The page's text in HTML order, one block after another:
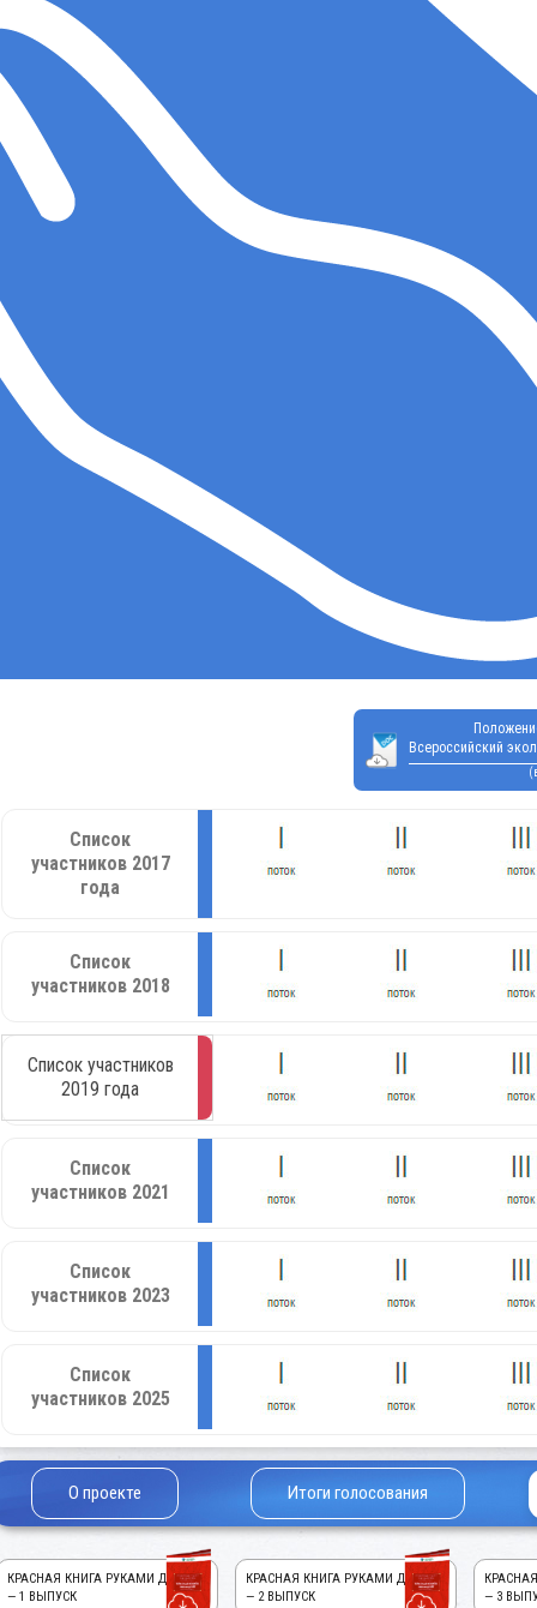
Всероссийский
Список
участников 2017
года
Список
участников 2018
Список участников
2019 года
Список
участников 2021
Список
участников 2023
Список
участников 2025
О проекте Итоги голосования
КРАСНАЯ КНИГА РУКАМИ ДЕТЕЙ!
— 1 ВЫПУСК
КРАСНАЯ КНИГА РУКАМИ ДЕТЕЙ!
— 2 ВЫПУСК
— 3